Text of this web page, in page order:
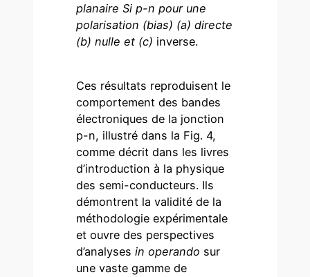
planaire Si p-n pour une
polarisation (bias) (a) directe
(b) nulle et (c) inverse.
Ces résultats reproduisent le
comportement des bandes
électroniques de la jonction
p-n, illustré dans la Fig. 4,
comme décrit dans les livres
d’introduction à la physique
des semi-conducteurs. Ils
démontrent la validité de la
méthodologie expérimentale
et ouvre des perspectives
d’analysesin operando sur
une vaste gamme de